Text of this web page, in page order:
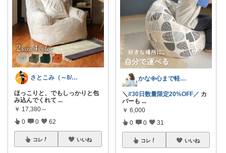
さとこみ（～8/4 感謝🙏）
ほっこりと、でもしっかりと包
み込んでくれて ...
￥ 17,380～
0 0 62
コレ いいね
かな𖧷心まで軽くなる暮らしの記録🌿
＼ #30日数量限定20%OFF／ カ
バーも ...
￥ 6,000
0 0 31
コレ いいね